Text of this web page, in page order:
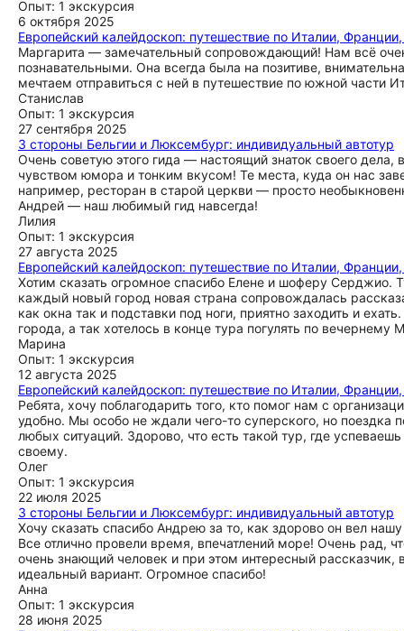
Опыт: 1 экскурсия
6 октября 2025
Европейский калейдоскоп: путешествие по Италии,
Маргарита — замечательный сопровождающий! Нам всё
познавательными. Она всегда была на позитиве,
мечтаем отправиться с ней в путешествие по южной части
Станислав
Опыт: 1 экскурсия
27 сентября 2025
3 стороны Бельгии и Люксембург: индивидуальный автотур
Очень советую этого гида — настоящий знаток своего
чувством юмора и тонким вкусом! Те места, куда он нас
например, ресторан в старой церкви — просто
Андрей — наш любимый гид навсегда!
Лилия
Опыт: 1 экскурсия
27 августа 2025
Европейский калейдоскоп: путешествие по Италии,
Хотим сказать огромное спасибо Елене и шоферу Серджио.
каждый новый город новая страна сопровождалась
как окна так и подставки под ноги, приятно заходить и
города, а так хотелось в конце тура погулять по вечернему
Марина
Опыт: 1 экскурсия
12 августа 2025
Европейский калейдоскоп: путешествие по Италии,
Ребята, хочу поблагодарить того, кто помог нам с
удобно. Мы особо не ждали чего-то суперского, но
любых ситуаций. Здорово, что есть такой тур, где
своему.
Олег
Опыт: 1 экскурсия
22 июля 2025
3 стороны Бельгии и Люксембург: индивидуальный автотур
Хочу сказать спасибо Андрею за то, как здорово он вел
Все отлично провели время, впечатлений море! Очень рад,
очень знающий человек и при этом интересный
идеальный вариант. Огромное спасибо!
Анна
Опыт: 1 экскурсия
28 июня 2025